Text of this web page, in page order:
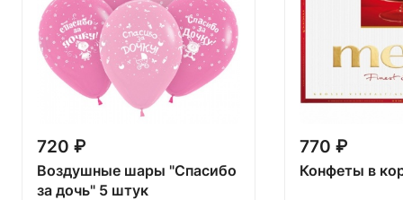
720 ₽
Воздушные шары "Спасибо
за дочь" 5 штук
770 ₽
Конфеты в